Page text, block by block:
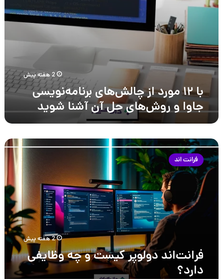
آن
2 هفته پیش
با ۱۲ مورد از چالش‌های برنامه‌نویسی
جاوا و روش‌های حل آن آشنا شوید
فرانت‌اند
دولوپر
کیست
وظایفی
فرانت اند
2 هفته پیش
فرانت‌اند دولوپر کیست و چه وظایفی
دارد؟